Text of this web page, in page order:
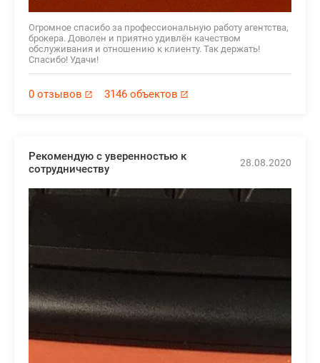
Огромное спасибо за профессиональную работу агентства,
брокера. Доволен и приятно удивлён качеством
обслуживания и отношению к клиенту. Так держать!
Спасибо! Удачи!
0 отзывов 3146 объектов
Рекомендую с уверенностью к
сотрудничеству
28.08.2020